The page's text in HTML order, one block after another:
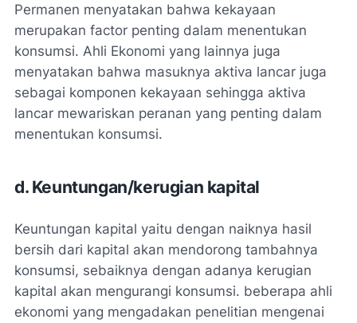
Permanen menyatakan bahwa kekayaan
merupakan factor penting dalam menentukan
konsumsi. Ahli Ekonomi yang lainnya juga
menyatakan bahwa masuknya aktiva lancar juga
sebagai komponen kekayaan sehingga aktiva
lancar mewariskan peranan yang penting dalam
menentukan konsumsi.
d. Keuntungan/kerugian kapital
Keuntungan kapital yaitu dengan naiknya hasil
bersih dari kapital akan mendorong tambahnya
konsumsi, sebaiknya dengan adanya kerugian
kapital akan mengurangi konsumsi. beberapa ahli
ekonomi yang mengadakan penelitian mengenai